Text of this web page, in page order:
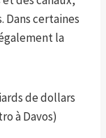
Dans certaines
la
de dollars
à Davos)